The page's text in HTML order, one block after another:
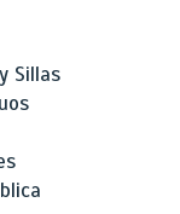
Sillas